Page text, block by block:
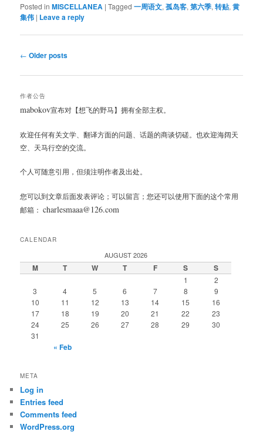
Posted in MISCELLANEA |Tagged 一周语文,孤岛客,第六季,转贴,黄
集伟 | Leave a reply
Post
← Older posts
作者公告
mabokov宣布对【想飞的野马】拥有全部主权。
欢迎任何有关文学、翻译方面的问题、话题的商谈切磋。也欢迎海阔天
空、天马行空的交流。
个人可随意引用，但须注明作者及出处。
您可以到文章后面发表评论；可以留言；您还可以使用下面的这个常用
邮箱： charlesmaaa@126.com
CALENDAR
AUGUST 2026
M T W T F S S
1
2
3
4 5 6 7 8
9
10
11 12 13 14 15
16
17
18 19 20 21 22
23
24
25 26 27 28 29
30
31
« Feb
META
Log in
Entries feed
Comments feed
WordPress.org